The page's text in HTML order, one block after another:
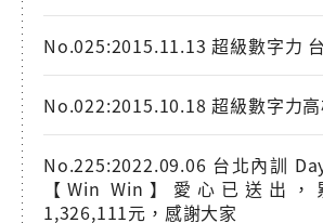
No.025:2015.11.13 超級數字力
No.022:2015.10.18 超級數字力
No.225:2022.09.06 台北內訓
【Win Win】愛心已送出，
1,326,111元，感謝大家